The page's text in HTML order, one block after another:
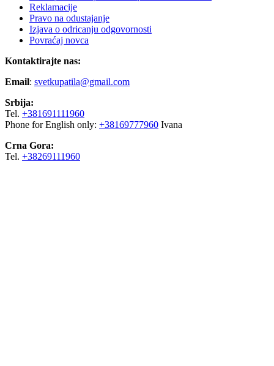
Reklamacije
Pravo na odustajanje
Izjava o odricanju odgovornosti
Povraćaj novca
Kontaktirajte nas:
Email: svetkupatila@gmail.com
Srbija:
Tel. +381691111960
Phone for English only: +38169777960 Ivana
Crna Gora:
Tel. +38269111960